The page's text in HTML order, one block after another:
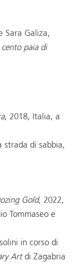
Sara Galiza,
paia di
, 2018, Italia, a
strada di sabbia,
Gold, 2022,
Tommaseo e
in corso di
Artdi Zagabria